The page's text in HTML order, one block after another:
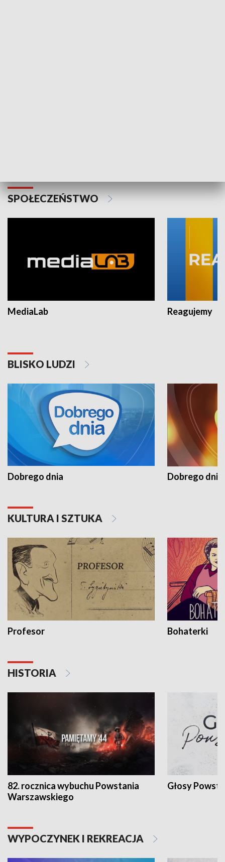
SPOŁECZEŃSTWO
MediaLab Reagujemy
BLISKO LUDZI
Dobrego dnia Dobrego dnia
KULTURA I SZTUKA
Profesor Bohaterki
HISTORIA
82. rocznica wybuchu Powstania
Warszawskiego
Głosy
WYPOCZYNEK I REKREACJA